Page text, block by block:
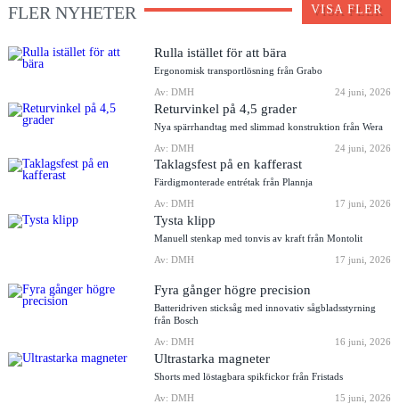
FLER NYHETER VISA FLER
Rulla istället för att bära
Ergonomisk transportlösning från Grabo
Av: DMH
24 juni, 2026
Returvinkel på 4,5 grader
Nya spärrhandtag med slimmad konstruktion från Wera
Av: DMH
24 juni, 2026
Taklagsfest på en kafferast
Färdigmonterade entrétak från Plannja
Av: DMH
17 juni, 2026
Tysta klipp
Manuell stenkap med tonvis av kraft från Montolit
Av: DMH
17 juni, 2026
Fyra gånger högre precision
Batteridriven sticksåg med innovativ sågbladsstyrning
från Bosch
Av: DMH
16 juni, 2026
Ultrastarka magneter
Shorts med löstagbara spikfickor från Fristads
Av: DMH
15 juni, 2026